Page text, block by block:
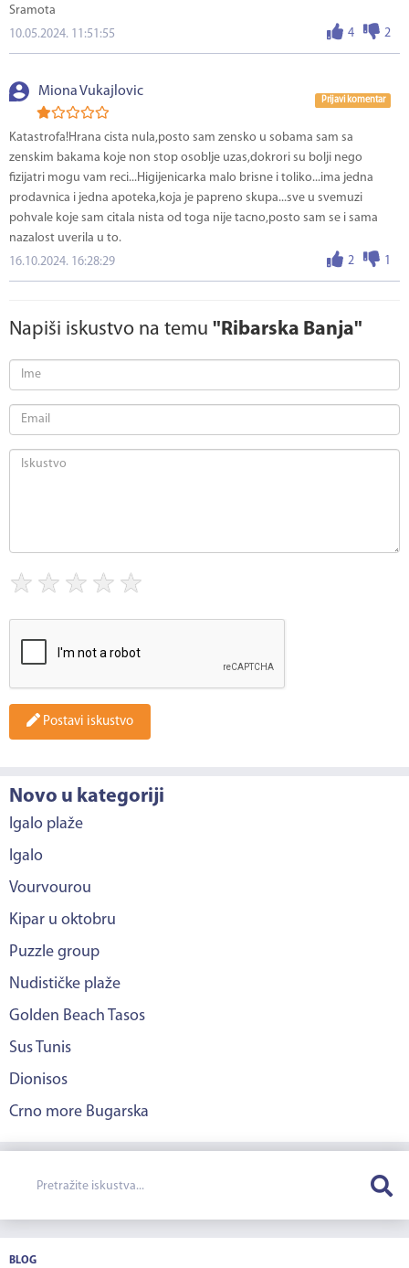
Sramota
4
2
10.05.2024. 11:51:55
Miona Vukajlovic
Prijavi komentar
Katastrofa!Hrana cista nula,posto sam zensko u sobama sam sa
zenskim bakama koje non stop osoblje uzas,dokrori su bolji nego
fizijatri mogu vam reci...Higijenicarka malo brisne i toliko...ima jedna
prodavnica i jedna apoteka,koja je papreno skupa...sve u svemuzi
pohvale koje sam citala nista od toga nije tacno,posto sam se i sama
nazalost uverila u to.
2
1
16.10.2024. 16:28:29
Napiši iskustvo na temu "Ribarska Banja"
★ ★ ★ ★ ★
Postavi iskustvo
Novo u kategoriji
Igalo plaže
Igalo
Vourvourou
Kipar u oktobru
Puzzle group
Nudističke plaže
Golden Beach Tasos
Sus Tunis
Dionisos
Crno more Bugarska
BLOG